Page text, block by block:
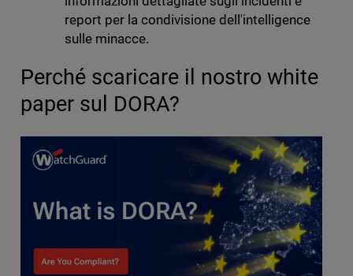
report per la condivisione dell'intelligence
sulle minacce.
Perché scaricare il nostro white
paper sul DORA?